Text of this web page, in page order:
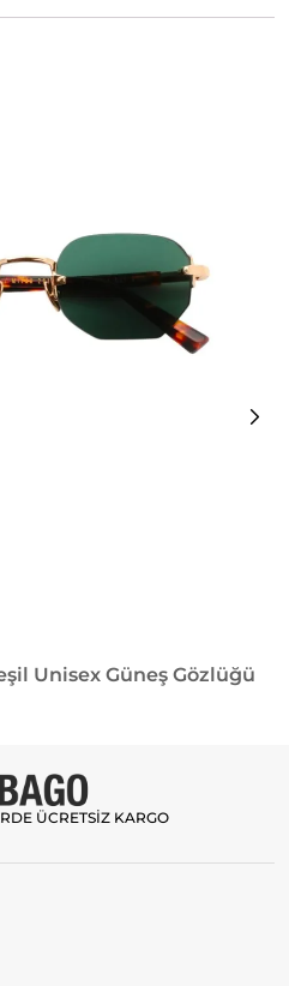
Unisex Güneş Gözlüğü
ÜCRETSİZ KARGO